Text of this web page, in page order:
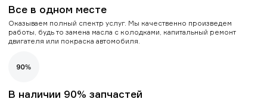
Все в одном месте
Оказываем полный спектр услуг. Мы качественно произведем
работы, будь то замена масла с колодками, капитальный ремонт
двигателя или покраска автомобиля.
В наличии 90% запчастей